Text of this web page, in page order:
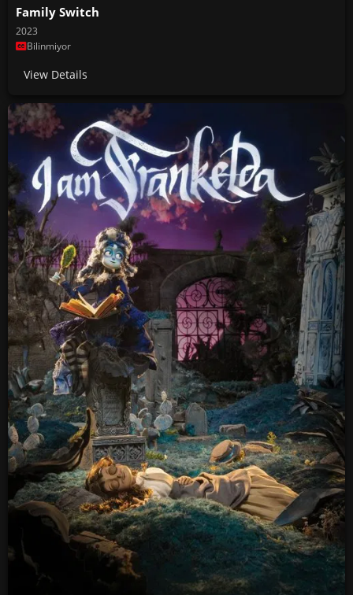
Family Switch
2023
Bilinmiyor
View Details